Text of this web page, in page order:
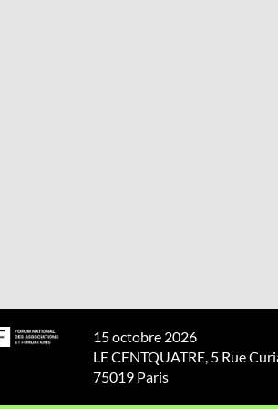
15 octobre 2026
LE CENTQUATRE, 5 Rue
75019 Paris